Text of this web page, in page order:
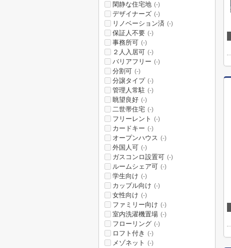
閑静な住宅地 (-)
デザイナーズ (-)
リノベーション済 (-)
保証人不要 (-)
事務所可 (-)
２人入居可 (-)
バリアフリー (-)
分割可 (-)
分譲タイプ (-)
管理人常駐 (-)
眺望良好 (-)
二世帯住宅 (-)
フリーレント (-)
カードキー (-)
オープンハウス (-)
外国人可 (-)
ガスコンロ設置可 (-)
ルームシェア可 (-)
学生向け (-)
カップル向け (-)
女性向け (-)
ファミリー向け (-)
室内洗濯機置場 (-)
フローリング (-)
ロフト付き (-)
メゾネット (-)